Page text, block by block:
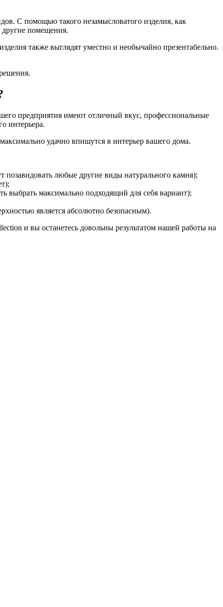
С помощью такого незамысловатого изделия, как
помещения.
также выглядят уместно и необычайно презентабельно.
предприятия имеют отличный вкус, профессиональные
интерьера.
удачно впишутся в интерьер вашего дома.
любые другие виды натурального камня);
выбрать максимально подходящий для себя вариант);
является абсолютно безопасным).
и вы останетесь довольны результатом нашей работы на